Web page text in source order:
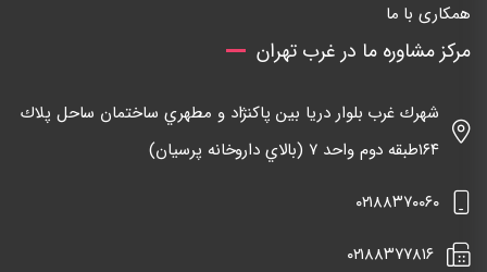
همکاری با ما
مرکز مشاوره ما در غرب تهران
شهرك غرب بلوار دريا بين پاكنژاد و مطهري ساختمان ساحل پلاك
١٦٤طبقه دوم واحد ٧ (بالاي داروخانه پرسيان)
٠٢١٨٨٣٧٠٠٦٠
٠٢١٨٨٣٧٧٨١٦